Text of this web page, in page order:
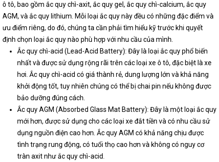
ô tô, bao gồm ắc quy chì-axit, ắc quy gel, ắc quy chì-calcium, ắc quy
AGM, và ắc quy lithium. Mỗi loại ắc quy này đều có những đặc điểm và
ưu điểm riêng, do đó, chúng ta cần phải tìm hiểu kỹ trước khi quyết
định chọn loại ắc quy nào phù hợp với nhu cầu của mình.
Ắc quy chì-acid (Lead-Acid Battery): Đây là loại ắc quy phổ biến
nhất và được sử dụng rộng rãi trên các loại xe ô tô, đặc biệt là xe
hơi. Ắc quy chì-acid có giá thành rẻ, dung lượng lớn và khả năng
khởi động tốt, tuy nhiên chúng có thể bị chai pin nếu không được
bảo dưỡng đúng cách.
Ắc quy AGM (Absorbed Glass Mat Battery): Đây là một loại ắc quy
mới hơn, được sử dụng cho các loại xe đắt tiền và có nhu cầu sử
dụng nguồn điện cao hơn. Ắc quy AGM có khả năng chịu được
tình trạng rung động, có tuổi thọ cao hơn và không có nguy cơ
tràn axit như ắc quy chì-acid.